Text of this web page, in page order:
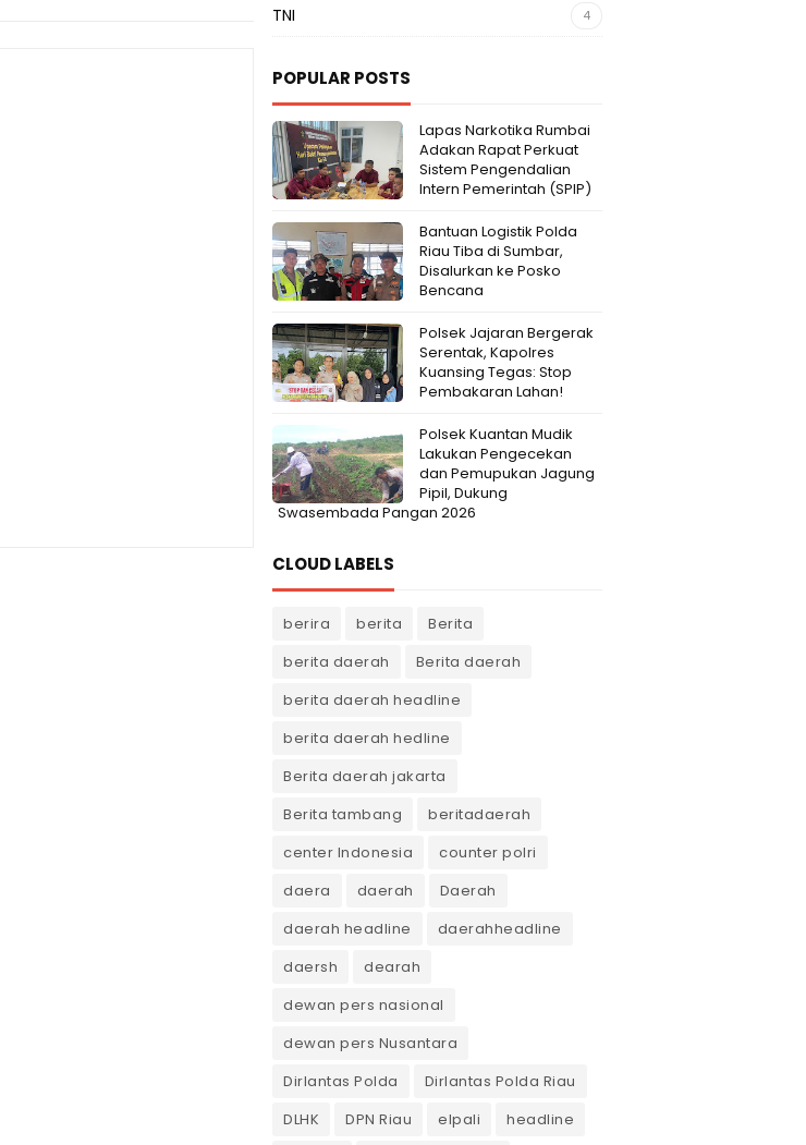
TNI 4
POPULAR POSTS
Lapas Narkotika Rumbai
Adakan Rapat Perkuat
Sistem Pengendalian
Intern Pemerintah (SPIP)
Bantuan Logistik Polda
Riau Tiba di Sumbar,
Disalurkan ke Posko
Bencana
Polsek Jajaran Bergerak
Serentak, Kapolres
Kuansing Tegas: Stop
Pembakaran Lahan!
Polsek Kuantan Mudik
Lakukan Pengecekan
dan Pemupukan Jagung
Pipil, Dukung
Swasembada Pangan 2026
CLOUD LABELS
berira berita
Berita
berita daerah
Berita daerah
berita daerah headline
berita daerah hedline
Berita daerah jakarta
Berita tambang
beritadaerah
center Indonesia
counter polri
daera
daerah
Daerah
daerah headline
daerahheadline
daersh
dearah
dewan pers nasional
dewan pers Nusantara
Dirlantas Polda
Dirlantas Polda Riau
DLHK
DPN Riau elpali headline